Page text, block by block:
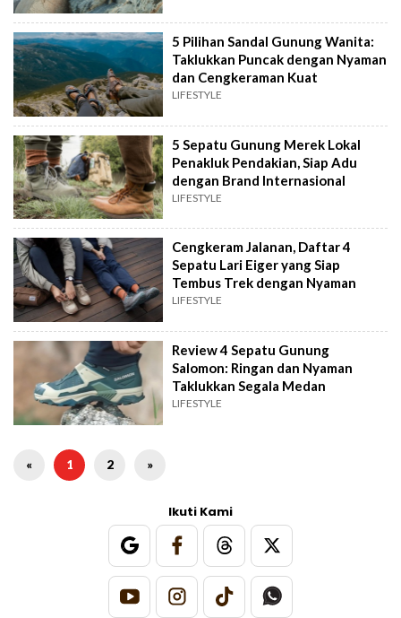
5 Pilihan Sandal Gunung Wanita:
Taklukkan Puncak dengan Nyaman
dan Cengkeraman Kuat
LIFESTYLE
5 Sepatu Gunung Merek Lokal
Penakluk Pendakian, Siap Adu
dengan Brand Internasional
LIFESTYLE
Cengkeram Jalanan, Daftar 4
Sepatu Lari Eiger yang Siap
Tembus Trek dengan Nyaman
LIFESTYLE
Review 4 Sepatu Gunung
Salomon: Ringan dan Nyaman
Taklukkan Segala Medan
LIFESTYLE
« 1 2 »
Ikuti Kami